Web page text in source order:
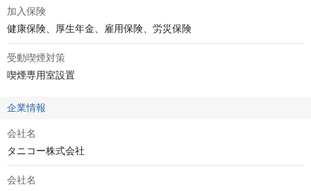
加入保険
健康保険、厚生年金、雇用保険、労災保険
受動喫煙対策
喫煙専用室設置
企業情報
会社名
タニコー株式会社
会社名